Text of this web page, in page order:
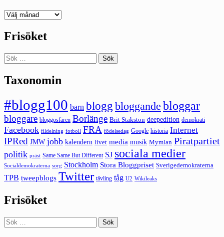
Deepedition
Frisöket
Sök
efter:
Taxonomin
#blogg100 barn blogg bloggande bloggar
bloggare bloggosfären Borlänge Brit Stakston deepedition demokrati
Facebook fildelning fotboll FRA födelsedag Google historia Internet
IPRed JMW jobb kalendern livet media musik Mymlan Piratpartiet
politik präst Same Same But Different SJ sociala medier
Socialdemokraterna sorg Stockholm Stora Bloggpriset Sverigedemokraterna
TPB tweepblogs Twitter tävling tåg U2 Wikileaks
Frisöket
Sök
efter: